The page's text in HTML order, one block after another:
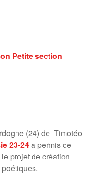
Petite section
(24) de Timotéo
23-24a permis de
projet de création